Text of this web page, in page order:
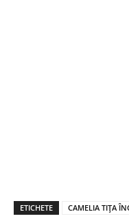
ETICHETE CAMELIA TIȚA